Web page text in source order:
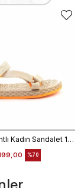
Rouge Cırt Bantlı Kadın Sandalet 1001
%70